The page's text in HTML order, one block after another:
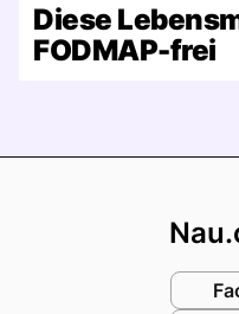
Diese
FODMAP-frei